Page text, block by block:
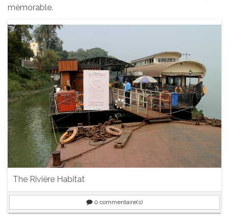
mémorable.
The Rivière Habitat
0 commentaire(s)